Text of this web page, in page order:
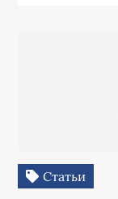
Статьи